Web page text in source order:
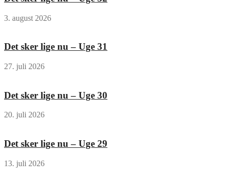
3. august 2026
Det sker lige nu – Uge 31
27. juli 2026
Det sker lige nu – Uge 30
20. juli 2026
Det sker lige nu – Uge 29
13. juli 2026